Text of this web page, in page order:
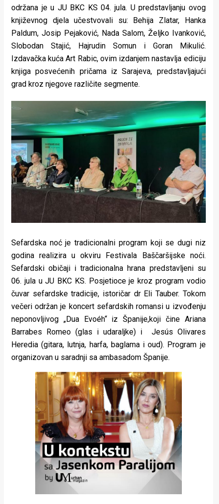
održana je u JU BKC KS 04. jula. U predstavljanju ovog
književnog djela učestvovali su: Behija Zlatar, Hanka
Paldum, Josip Pejaković, Nada Salom, Željko Ivanković,
Slobodan Stajić, Hajrudin Somun i Goran Mikulić.
Izdavačka kuća Art Rabic, ovim izdanjem nastavlja ediciju
knjiga posvećenih pričama iz Sarajeva, predstavljajući
grad kroz njegove različite segmente.
Sefardska noć je tradicionalni program koji se dugi niz
godina realizira u okviru Festivala Baščaršijske noći.
Sefardski običaji i tradicionalna hrana predstavljeni su
06. jula u JU BKC KS. Posjetioce je kroz program vodio
čuvar sefardske tradicije, istoričar dr Eli Tauber. Tokom
večeri održan je koncert sefardskih romansi u izvođenju
neponovljivog „Dua Evoéh“ iz Španije,koji čine Ariana
Barrabes Romeo (glas i udaraljke) i Jesús Olivares
Heredia (gitara, lutnja, harfa, baglama i oud). Program je
organizovan u saradnji sa ambasadom Španije.